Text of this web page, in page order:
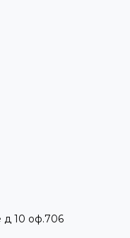
д 10 оф.706